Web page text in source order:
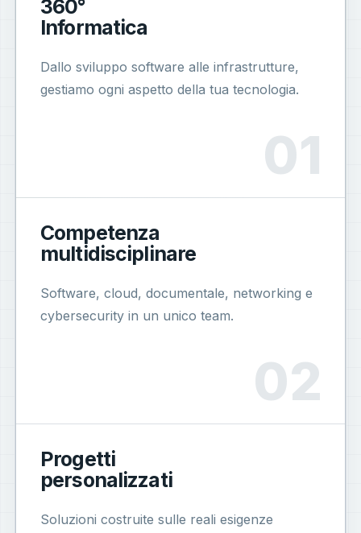
360°
Informatica
Dallo sviluppo software alle infrastrutture,
gestiamo ogni aspetto della tua tecnologia.
Competenza
multidisciplinare
Software, cloud, documentale, networking e
cybersecurity in un unico team.
Progetti
personalizzati
Soluzioni costruite sulle reali esigenze